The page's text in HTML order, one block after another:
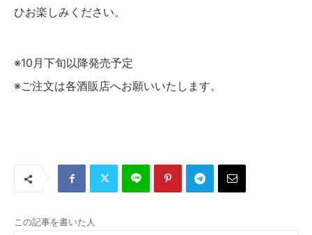
ひお楽しみください。
※10月下旬以降発売予定
※ご注文は各酒販店へお願いいたします。
この記事を書いた人